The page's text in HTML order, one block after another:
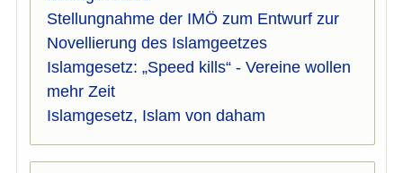
Stellungnahme der IMÖ zum Entwurf zur
Novellierung des Islamgeetzes
Islamgesetz: „Speed kills“ - Vereine wollen
mehr Zeit
Islamgesetz, Islam von daham